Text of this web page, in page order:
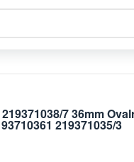
7 36mm
219371035/3